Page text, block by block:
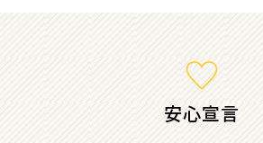
2
安心宣言